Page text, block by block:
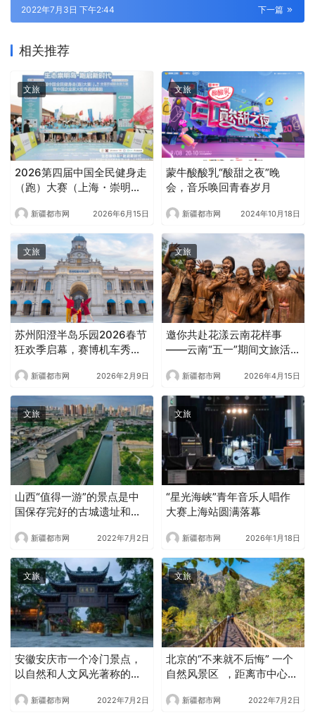
下一篇
2022年7月3日 下午2:44
相关推荐
文旅
2026第四届中国全民健身走
（跑）大赛（上海・崇明
中国企业家火炬传递健康跑
圆满举办
新疆都市网 2026年6月15日
文旅
蒙牛酸酸乳“酸甜之夜”晚
会，音乐唤回青春岁月
新疆都市网 2024年10月18日
文旅
苏州阳澄半岛乐园2026春节
狂欢季启幕，赛博机车秀领
新疆都市网 2026年2月9日
文旅
邀你共赴花漾云南花样事
——云南“五一”期间文旅活
新疆都市网 2026年4月15日
文旅
山西“值得一游”的景点是中
国保存完好的古城遗址和旅
新疆都市网 2022年7月2日
文旅
“星光海峡”青年音乐人唱作
大赛上海站圆满落幕
新疆都市网 2026年1月18日
文旅
安徽安庆市一个冷门景点，
以自然和人文风光著称的旅
新疆都市网 2022年7月2日
文旅
北京的“不来就不后悔” 一个
自然风景区 ，距离市中心
新疆都市网 2022年7月2日